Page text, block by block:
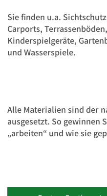
Sie finden u.a.
Carports,
Kinderspielgeräte,
und Wasserspiele.
Alle Materialien sind der
ausgesetzt. So gewinnen
„arbeiten“ und wie sie